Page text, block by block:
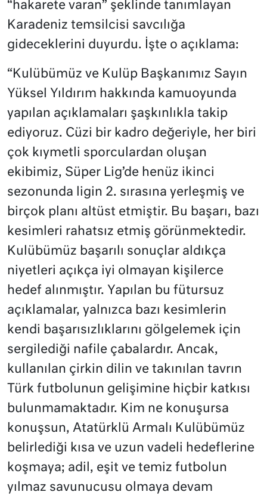
“hakarete varan” şeklinde tanımlayan
Karadeniz temsilcisi savcılığa
gideceklerini duyurdu. İşte o açıklama:
“Kulübümüz ve Kulüp Başkanımız Sayın
Yüksel Yıldırım hakkında kamuoyunda
yapılan açıklamaları şaşkınlıkla takip
ediyoruz. Cüzi bir kadro değeriyle, her biri
çok kıymetli sporculardan oluşan
ekibimiz, Süper Lig’de henüz ikinci
sezonunda ligin 2. sırasına yerleşmiş ve
birçok planı altüst etmiştir. Bu başarı, bazı
kesimleri rahatsız etmiş görünmektedir.
Kulübümüz başarılı sonuçlar aldıkça
niyetleri açıkça iyi olmayan kişilerce
hedef alınmıştır. Yapılan bu fütursuz
açıklamalar, yalnızca bazı kesimlerin
kendi başarısızlıklarını gölgelemek için
sergilediği nafile çabalardır. Ancak,
kullanılan çirkin dilin ve takınılan tavrın
Türk futbolunun gelişimine hiçbir katkısı
bulunmamaktadır. Kim ne konuşursa
konuşsun, Atatürklü Armalı Kulübümüz
belirlediği kısa ve uzun vadeli hedeflerine
koşmaya; adil, eşit ve temiz futbolun
yılmaz savunucusu olmaya devam